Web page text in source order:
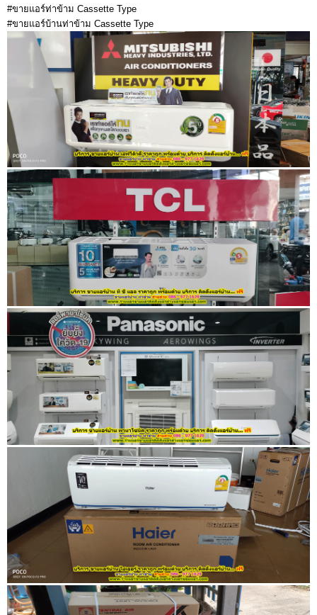
#ขายแอร์ท่าข้าม Cassette Type
#ขายแอร์บ้านท่าข้าม Cassette Type